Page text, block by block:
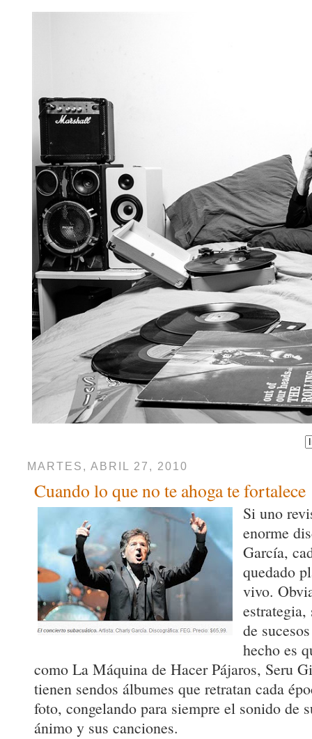
MARTES, ABRIL 27, 2010
Cuando lo que no te ahoga te fortalece
Si uno
enorme
García,
quedado
vivo.
de
hecho es
como La Máquina de Hacer Pájaros, Seru
tienen sendos álbumes que retratan cada
foto, congelando para siempre el sonido de
ánimo y sus canciones.